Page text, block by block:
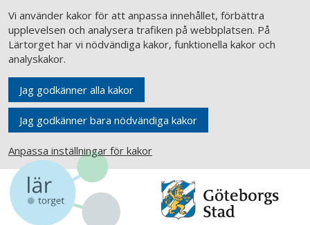
Vi använder kakor för att anpassa innehållet, förbättra
upplevelsen och analysera trafiken på webbplatsen. På
Lärtorget har vi nödvändiga kakor, funktionella kakor och
analyskakor.
Jag godkänner alla kakor
Jag godkänner bara nödvändiga kakor
Anpassa inställningar för kakor